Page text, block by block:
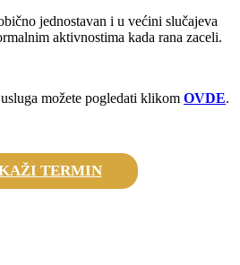
jednostavan i u većini slučajeva
aktivnostima kada rana zaceli.
možete pogledati klikom OVDE.
TERMIN